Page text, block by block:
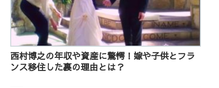
西村博之の年収や資産に驚愕！嫁や子供とフラ
ンス移住した裏の理由とは？